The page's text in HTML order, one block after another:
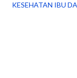
KESEHATAN IBU